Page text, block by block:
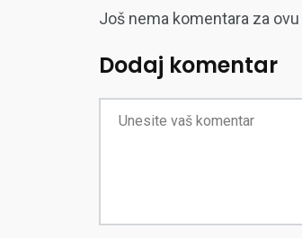
Još nema komentara za
Dodaj komentar